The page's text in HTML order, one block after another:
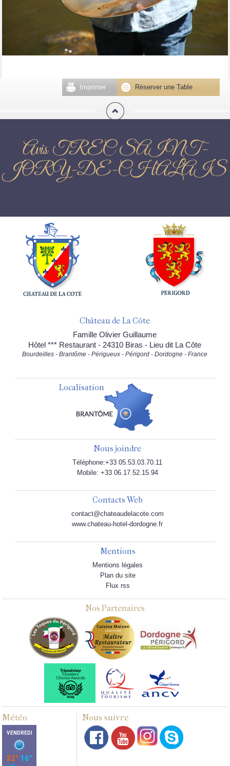
Réserver une Table
Imprimer
Avis TREC SAINT-
JORY-DE-CHALAIS
Château de La Côte
Famille Olivier Guillaume
Hôtel *** Restaurant - 24310 Biras - Lieu dit La Côte
Bourdeilles - Brantôme - Périgueux - Périgord - Dordogne - France
Localisation
Nous joindre
Téléphone:+33 05.53.03.70.11
Mobile: +33 06.17.52.15.94
Contacts Web
contact@chateaudelacote.com
www.chateau-hotel-dordogne.fr
Mentions
Mentions légales
Plan du site
Flux rss
Nos Partenaires
Météo Nous suivre